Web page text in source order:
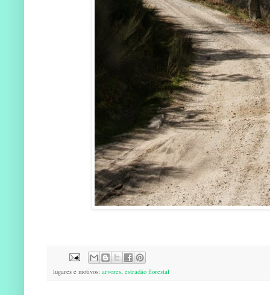
lugares e motivos: arvores, estradão florestal